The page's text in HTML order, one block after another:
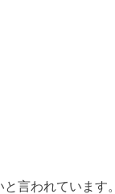
言われています。